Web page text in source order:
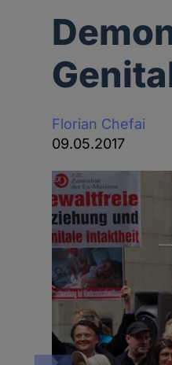
Florian Chefai
09.05.2017